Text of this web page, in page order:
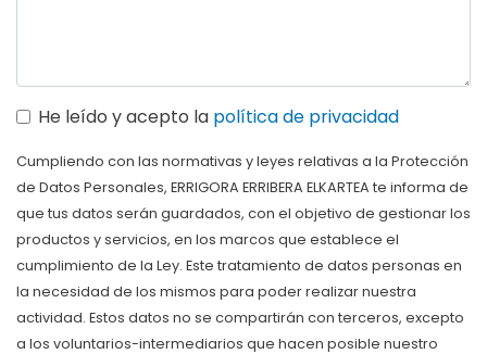
He leído y acepto la política de privacidad
Cumpliendo con las normativas y leyes relativas a la Protección
de Datos Personales, ERRIGORA ERRIBERA ELKARTEA te informa de
que tus datos serán guardados, con el objetivo de gestionar los
productos y servicios, en los marcos que establece el
cumplimiento de la Ley. Este tratamiento de datos personas en
la necesidad de los mismos para poder realizar nuestra
actividad. Estos datos no se compartirán con terceros, excepto
a los voluntarios-intermediarios que hacen posible nuestro